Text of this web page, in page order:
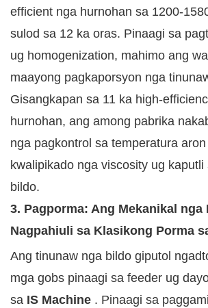
efficient nga hurnohan sa 1200-
sulod sa 12 ka oras. Pinaagi sa
ug homogenization, mahimo ang
maayong pagkaporsyon nga
Gisangkapan sa 11 ka high-
hurnohan, ang among pabrika
nga pagkontrol sa temperatura
kwalipikado nga viscosity ug
bildo.
3. Pagporma: Ang Mekanikal nga
Nagpahiuli sa Klasikong Porma
Ang tinunaw nga bildo giputol
mga gobs pinaagi sa feeder ug
sa IS Machine . Pinaagi sa